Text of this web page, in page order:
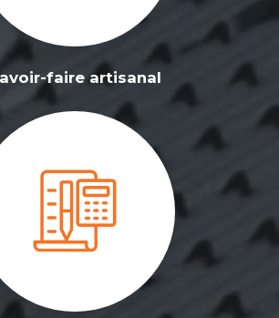
faire artisanal